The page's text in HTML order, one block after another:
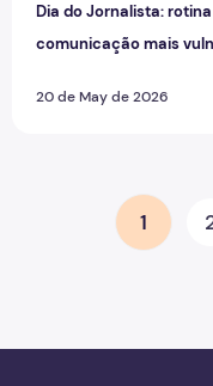
Dia do Jornalista:
comunicação mais
20 de May de 2026
Paginação de posts
1